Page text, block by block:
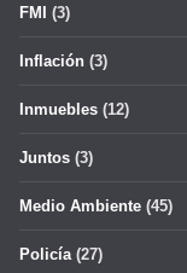
FMI (3)
Inflación (3)
Inmuebles (12)
Juntos (3)
Medio Ambiente (45)
Policía(27)